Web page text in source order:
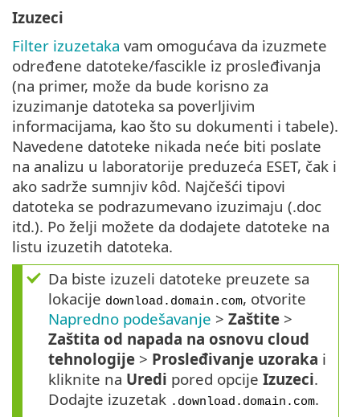
Izuzeci
Filter izuzetaka vam omogućava da izuzmete
određene datoteke/fascikle iz prosleđivanja
(na primer, može da bude korisno za
izuzimanje datoteka sa poverljivim
informacijama, kao što su dokumenti i tabele).
Navedene datoteke nikada neće biti poslate
na analizu u laboratorije preduzeća ESET, čak i
ako sadrže sumnjiv kôd. Najčešći tipovi
datoteka se podrazumevano izuzimaju (.doc
itd.). Po želji možete da dodajete datoteke na
listu izuzetih datoteka.
Da biste izuzeli datoteke preuzete sa
lokacije download.domain.com, otvorite
Napredno podešavanje > Zaštite >
Zaštita od napada na osnovu cloud
tehnologije > Prosleđivanje uzoraka i
kliknite na Uredi pored opcije Izuzeci.
Dodajte izuzetak .download.domain.com.